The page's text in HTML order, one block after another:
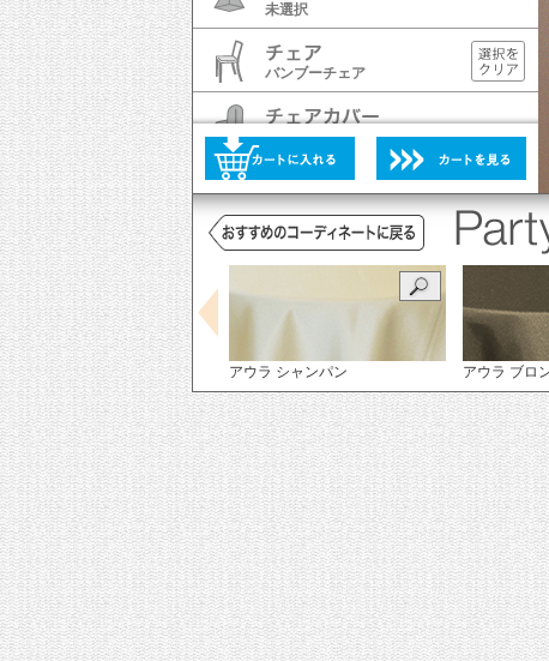
未選択
バンブーチェア
未選択
選択不可
未選択
アウラ シャンパン アウラ ブロ